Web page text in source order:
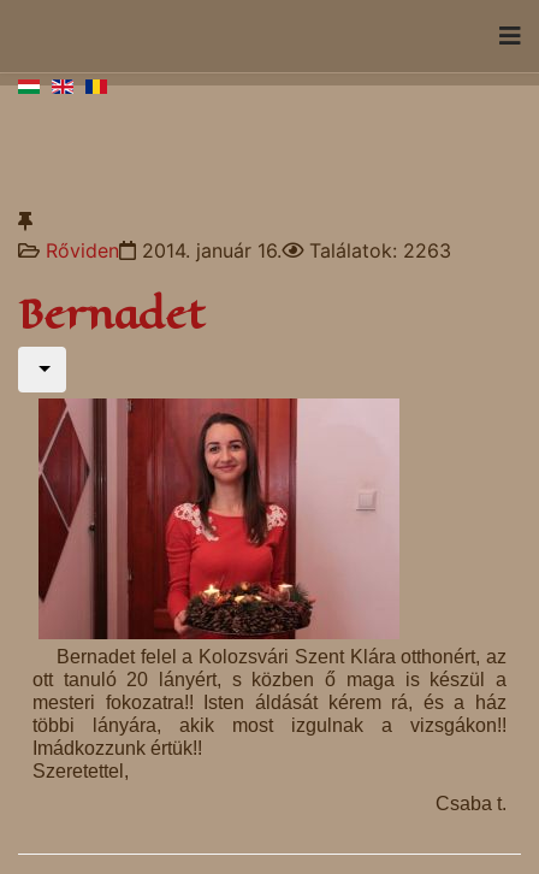
Rőviden 2014. január 16. Találatok: 2263
Bernadet
Bernadet felel a Kolozsvári Szent Klára otthonért, az
ott tanuló 20 lányért, s közben ő maga is készül a
mesteri fokozatra!! Isten áldását kérem rá, és a ház
többi lányára, akik most izgulnak a vizsgákon!!
Imádkozzunk értük!!
Szeretettel,
Csaba t.